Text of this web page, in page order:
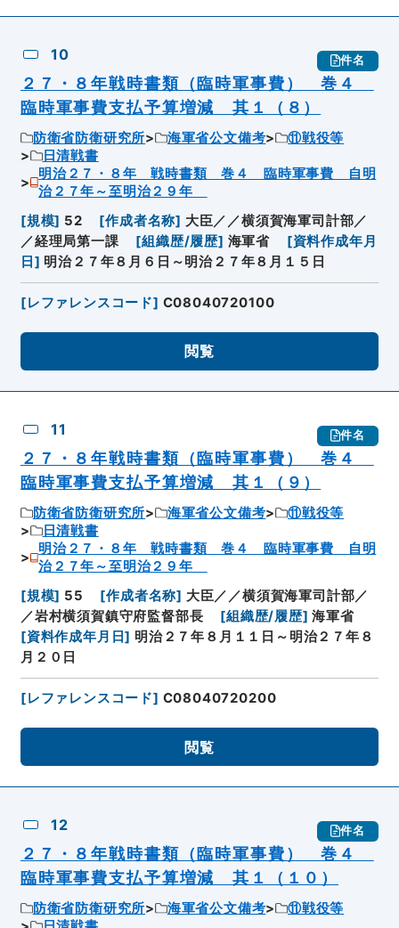
10 件名
２７・８年戦時書類（臨時軍事費） 巻４
臨時軍事費支払予算増減 其１（８）
防衛省防衛研究所 海軍省公文備考
⑪戦役等
日清戦書
明治２７・８年 戦時書類 巻４ 臨時軍事費 自明
治２７年～至明治２９年
[規模] 52 [作成者名称] 大臣／／横須賀海軍司計部／
／経理局第一課
[組織歴/履歴] 海軍省 [資料作成年月
日 ] 明治２７年８月６日～明治２７年８月１５日
[レファレンスコード] C08040720100
閲覧
11 件名
２７・８年戦時書類（臨時軍事費） 巻４
臨時軍事費支払予算増減 其１（９）
防衛省防衛研究所 海軍省公文備考
⑪戦役等
日清戦書
明治２７・８年 戦時書類 巻４ 臨時軍事費 自明
治２７年～至明治２９年
[規模] 55 [作成者名称] 大臣／／横須賀海軍司計部／
／岩村横須賀鎮守府監督部長
[組織歴/履歴] 海軍省
[資料作成年月日] 明治２７年８月１１日～明治２７年８
月２０日
[レファレンスコード] C08040720200
閲覧
12 件名
２７・８年戦時書類（臨時軍事費） 巻４
臨時軍事費支払予算増減 其１（１０）
防衛省防衛研究所 海軍省公文備考
⑪戦役等